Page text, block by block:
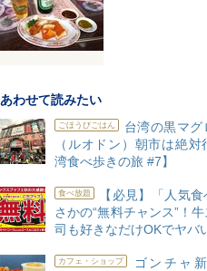
あわせて読みたい
ごほうびごはん
台湾の黒マグ
（ルオドン）朝市は絶
湾食べ歩きの旅 #7】
食べ放題
【必見】「人気
さかの“無料チャンス”！
司も好きなだけOKでヤバ
カフェ・ショップ
ゴンチャ